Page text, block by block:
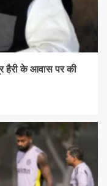
हैरी के आवास पर की